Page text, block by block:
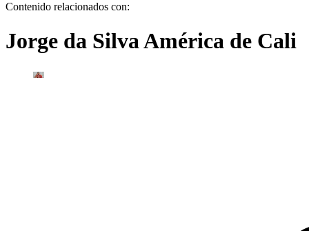
Contenido relacionados con:
Jorge da Silva América de Cali